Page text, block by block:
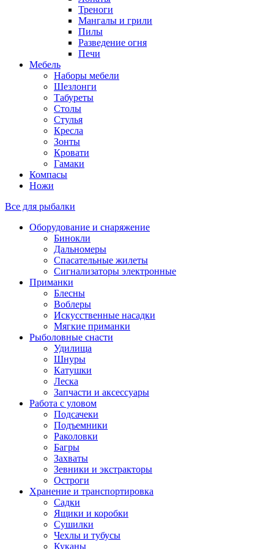
Треноги
Мангалы и грили
Пилы
Разведение огня
Печи
Мебель
Наборы мебели
Шезлонги
Табуреты
Столы
Стулья
Кресла
Зонты
Кровати
Гамаки
Компасы
Ножи
Все для рыбалки
Оборудование и снаряжение
Бинокли
Дальномеры
Спасательные жилеты
Сигнализаторы электронные
Приманки
Блесны
Воблеры
Искусственные насадки
Мягкие приманки
Рыболовные снасти
Удилища
Шнуры
Катушки
Леска
Запчасти и аксессуары
Работа с уловом
Подсачеки
Подъемники
Раколовки
Багры
Захваты
Зевники и экстракторы
Остроги
Хранение и транспортировка
Садки
Ящики и коробки
Сушилки
Чехлы и тубусы
Куканы